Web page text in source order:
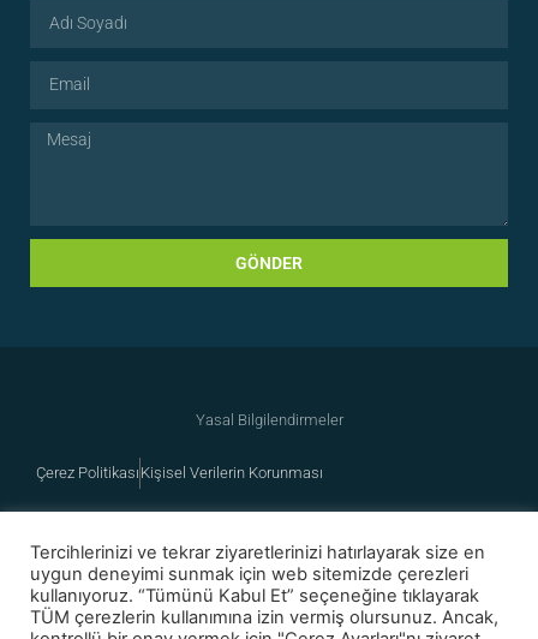
GÖNDER
Yasal Bilgilendirmeler
Çerez Politikası Kişisel Verilerin Korunması
Tercihlerinizi ve tekrar ziyaretlerinizi hatırlayarak size en
uygun deneyimi sunmak için web sitemizde çerezleri
kullanıyoruz. “Tümünü Kabul Et” seçeneğine tıklayarak
TÜM çerezlerin kullanımına izin vermiş olursunuz. Ancak,